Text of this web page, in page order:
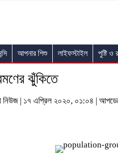
আপনার শিশু লাইফস্টাইল পুষ্টি ও
ঝুঁকিতে
নিউজ | ১৭ এপ্রিল ২০২০, ০১:০৪ |